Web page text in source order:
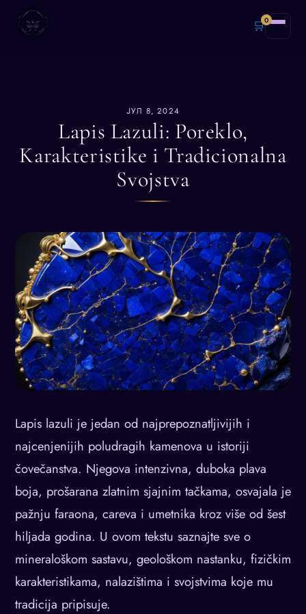
🛒0
ЈУЛ 8, 2024
Lapis Lazuli: Poreklo,
Karakteristike i Tradicionalna
Svojstva
Lapis lazuli je jedan od najprepoznatljivijih i
najcenjenijih poludragih kamenova u istoriji
čovečanstva. Njegova intenzivna, duboka plava
boja, prošarana zlatnim sjajnim tačkama, osvajala je
pažnju faraona, careva i umetnika kroz više od šest
hiljada godina. U ovom tekstu saznajte sve o
mineraloškom sastavu, geološkom nastanku, fizičkim
karakteristikama, nalazištima i svojstvima koje mu
tradicija pripisuje.